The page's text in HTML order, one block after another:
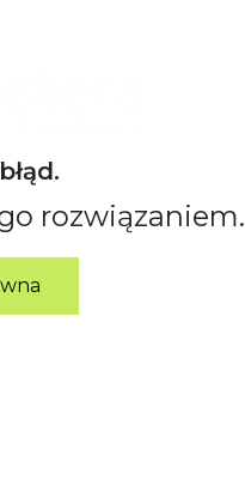
rozwiązaniem.